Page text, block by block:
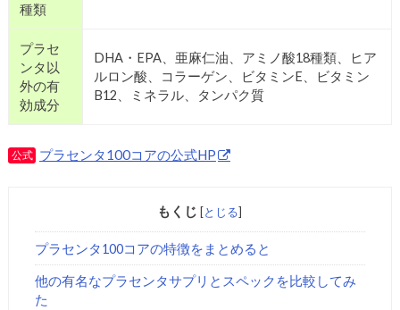
種類
プラセ
ンタ以
外の有
効成分
DHA・EPA、亜麻仁油、アミノ酸18種類、ヒア
ルロン酸、コラーゲン、ビタミンE、ビタミン
B12、ミネラル、タンパク質
公式 プラセンタ100コアの公式HP
もくじ [とじる]
プラセンタ100コアの特徴をまとめると
他の有名なプラセンタサプリとスペックを比較してみ
た